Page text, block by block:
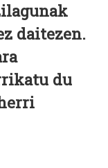
daitezen.
du